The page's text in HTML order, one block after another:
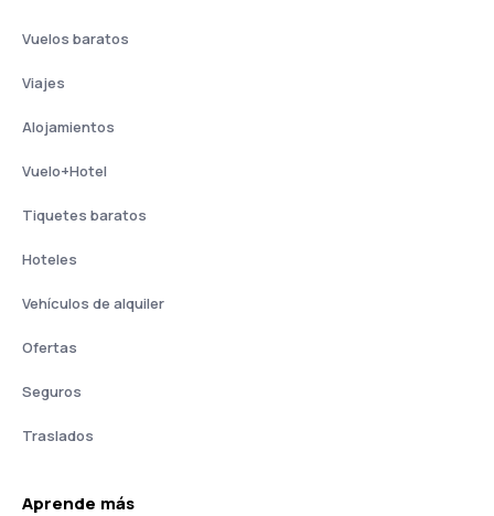
Vuelos baratos
Viajes
Alojamientos
Vuelo+Hotel
Tiquetes baratos
Hoteles
Vehículos de alquiler
Ofertas
Seguros
Traslados
Aprende más